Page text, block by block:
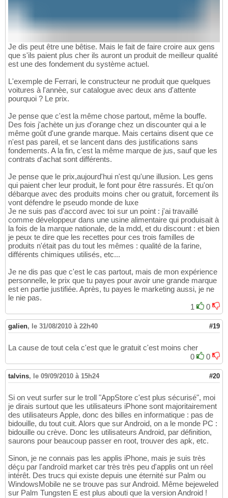
Je dis peut être une bêtise. Mais le fait de faire croire aux gens
que s'ils paient plus cher ils auront un produit de meilleur qualité
est une des fondement du système actuel.
L'exemple de Ferrari, le constructeur ne produit que quelques
voitures à l'annèe, sur catalogue avec deux ans d'attente
pourquoi ? Le prix.
Je pense que c'est la même chose partout, même la bouffe.
Des fois j'achète un jus d'orange chez un discounter qui a le
même goût d'une grande marque. Mais certains disent que ce
n'est pas pareil, et se lancent dans des justifications sans
fondements. A la fin, c'est la même marque de jus, sauf que les
contrats d'achat sont différents.
Je pense que le prix,aujourd'hui n'est qu'une illusion. Les gens
qui paient cher leur produit, le font pour être rassurés. Et qu'on
débarque avec des produits moins cher ou gratuit, forcement ils
vont défendre le pseudo monde de luxe
Je ne suis pas d'accord avec toi sur un point : j'ai travaillé
comme développeur dans une usine alimentaire qui produisait à
la fois de la marque nationale, de la mdd, et du discount : et bien
je peux te dire que les recettes pour ces trois familles de
produits n'était pas du tout les mêmes : qualité de la farine,
différents chimiques utilisés, etc...
Je ne dis pas que c'est le cas partout, mais de mon expérience
personnelle, le prix que tu payes pour avoir une grande marque
est en partie justifiée. Après, tu payes le marketing aussi, je ne
le nie pas.
1
0
galien, le 31/08/2010 à 22h40 #19
La cause de tout cela c'est que le gratuit c'est moins cher
0
0
talvins, le 09/09/2010 à 15h24 #20
Si on veut surfer sur le troll "AppStore c'est plus sécurisé", moi
je dirais surtout que les utilisateurs iPhone sont majoritairement
des utilisateurs Apple, donc des billes en informatique : pas de
bidouille, du tout cuit. Alors que sur Android, on a le monde PC :
bidouille ou crève. Donc les utilisateurs Android, par définition,
saurons pour beaucoup passer en root, trouver des apk, etc.
Sinon, je ne connais pas les applis iPhone, mais je suis très
déçu par l'androïd market car très très peu d'applis ont un réel
intérêt. Des trucs qui existe depuis une éternité sur Palm ou
WindowsMobile ne se trouve pas sur Android. Même bejeweled
sur Palm Tungsten E est plus abouti que la version Android !